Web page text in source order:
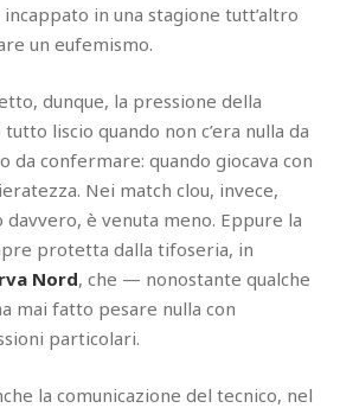
incappato in una stagione tutt’altro
un eufemismo.
dunque, la pressione della
liscio quando non c’era nulla da
da confermare: quando giocava con
Nei match clou, invece,
davvero, è venuta meno. Eppure la
protetta dalla tifoseria, in
Nord, che — nonostante qualche
mai fatto pesare nulla con
particolari.
la comunicazione del tecnico, nel